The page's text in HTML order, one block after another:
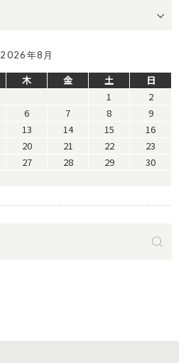
2026年8月
木 金 土
日
1
2
6 7 8
9
13 14 15
16
20 21 22
23
27 28 29
30